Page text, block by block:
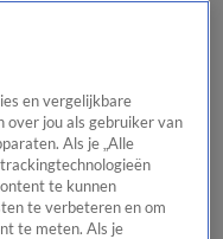
beste van Hart
Tip de
en vergelijkbare
over jou als gebruiker van
Als je „Alle
te kunnen
te verbeteren en om
te meten. Als je